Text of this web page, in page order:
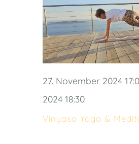
Vinyasa Yoga &
27. November 2024
2024 18:30